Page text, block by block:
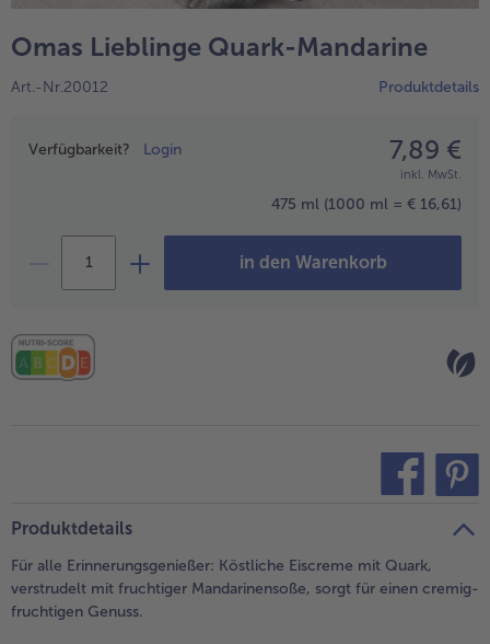
alle Küchenutensilien
alle bofrost*free
alle bofrost*plus.
Pflanzliche Alternativprodukte
- 5 € beim Kauf von 7 Schlemmermenüs nach Wahl
Omas Lieblinge Quark-Mandarine
Art.-Nr.20012 Produktdetails
Preisangabe
Verfügbarkeit? Login 7,89 €
inkl. MwSt.
475 ml (1000 ml = € 16,61)
in den Warenkorb
Produktdetails
Für alle Erinnerungsgenießer: Köstliche Eiscreme mit Quark,
verstrudelt mit fruchtiger Mandarinensoße, sorgt für einen cremig-
fruchtigen Genuss.